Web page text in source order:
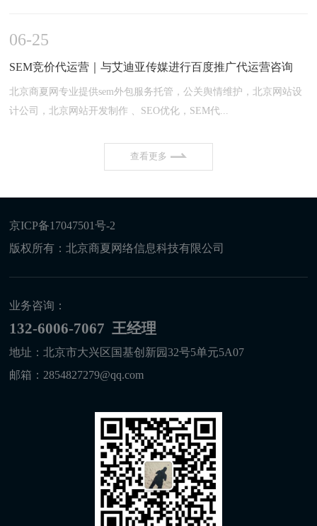
06-25
SEM竞价代运营｜与艾迪亚传媒进行百度推广代运营咨询
北京商夏网专业提供sem外包服务托管，公关舆情维护，北京网站设
计公司，北京网站开发制作 、SEO优化，SEM代...
查看更多
京ICP备17047501号-2
版权所有：北京商夏网络信息科技有限公司
业务咨询：
132-6006-7067 王经理
地址：北京市大兴区国基创新园32号5单元5A07
邮箱：2854827279@qq.com